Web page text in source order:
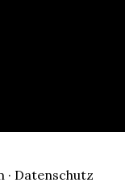
· Datenschutz